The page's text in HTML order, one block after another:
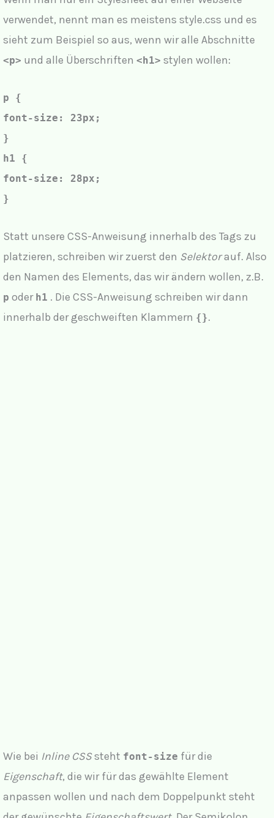
verwendet, nennt man es meistens style.css und es
sieht zum Beispiel so aus, wenn wir alle Abschnitte
<p> und alle Überschriften <h1> stylen wollen:
p {
font-size: 23px;
}
h1 {
font-size: 28px;
}
Statt unsere CSS-Anweisung innerhalb des Tags zu
platzieren, schreiben wir zuerst den Selektorauf. Also
den Namen des Elements, das wir ändern wollen, z.B.
p oder h1 . Die CSS-Anweisung schreiben wir dann
innerhalb der geschweiften Klammern {}.
Wie bei Inline CSSsteht font-size für die
Eigenschaft, die wir für das gewählte Element
anpassen wollen und nach dem Doppelpunkt steht